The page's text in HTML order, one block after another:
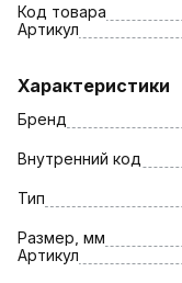
Код товара
Артикул
Характеристики
Бренд
Внутренний код
Тип
Размер, мм
Артикул